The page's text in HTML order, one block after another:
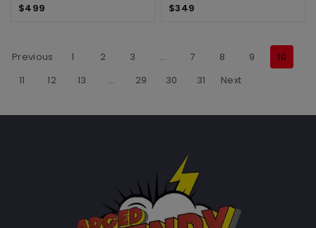
$499 $349
Previous 1 2 3 … 7 8 9
10
11
12 13 … 29 30 31 Next